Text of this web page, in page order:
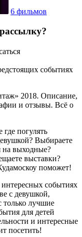
6 фильмов
событиях
2018. Описание,
и отзывы. Всё о
погулять
Выбираете
на выходные?
выставки?
поможет!
событиях
с девушкой,
лучшие
для детей
и интересные
посетить!